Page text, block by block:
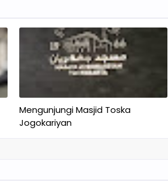
Mengunjungi Masjid Toska
Jogokariyan